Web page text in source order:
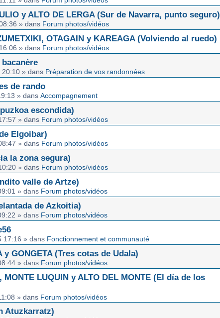
y ALTO DE LERGA (Sur de Navarra, punto seguro)
» dans Forum photos/vidéos
OTAGAIN y KAREAGA (Volviendo al ruedo)
» dans Forum photos/vidéos
20:10 » dans Préparation de vos randonnées
de rando
» dans Accompagnement
escondida)
» dans Forum photos/vidéos
Elgoibar)
» dans Forum photos/vidéos
la zona segura)
» dans Forum photos/vidéos
valle de Artze)
» dans Forum photos/vidéos
de Azkoitia)
» dans Forum photos/vidéos
17:16 » dans Fonctionnement et communauté
y GONGETA (Tres cotas de Udala)
» dans Forum photos/vidéos
MONTE LUQUIN y ALTO DEL MONTE (El día de los
» dans Forum photos/vidéos
Atuzkarratz)